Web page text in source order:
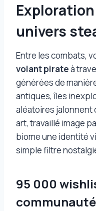
univers
Entre les combats,
volant pirateà
générées de
antiques, îles
aléatoires jalonnent
art, travaillé image
biome une identité
simple filtre
95 000